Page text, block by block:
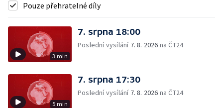
Pouze přehratelné díly
3 min
7. srpna 18:00
Poslední vysílání 7. 8. 2026 na ČT24
5 min
7. srpna 17:30
Poslední vysílání 7. 8. 2026 na ČT24